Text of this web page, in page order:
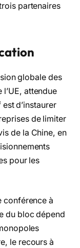
partenaires
globale des
attendue
d’instaurer
de limiter
de la Chine, en
pour les
conférence à
du bloc dépend
le recours à